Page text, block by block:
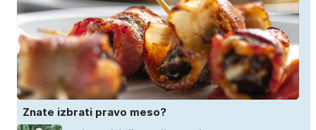
Znate izbrati pravo meso?